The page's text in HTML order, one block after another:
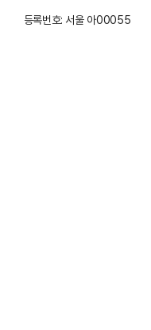
등록번호: 서울 아00055